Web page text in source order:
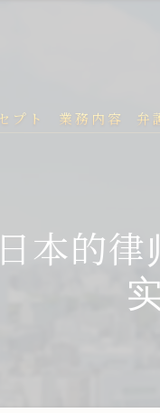
プト 業務内容 弁
本的